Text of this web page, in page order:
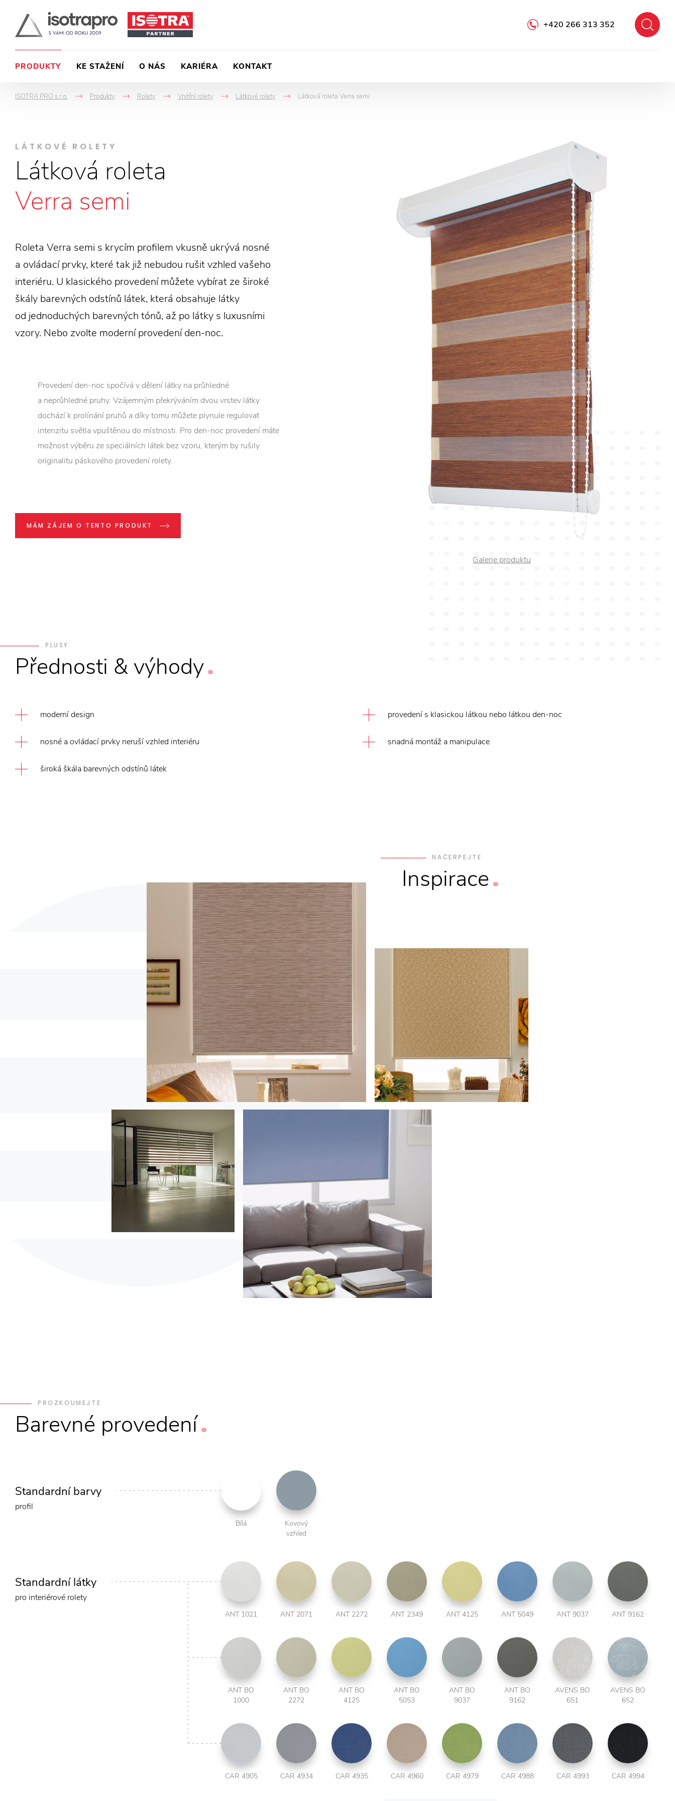
+420 266 313 352
PRODUKTY KE STAŽENÍ O NÁS KARIÉRA KONTAKT
ISOTRA PRO s.r.o.
->
Produkty
->
Rolety
->
Vnitřní rolety
->
Látkové rolety Látková roleta Verra semi
LÁTKOVÉ ROLETY
Látková roleta
Verra semi
Galerie produktu
Roleta Verra semi s krycím profilem vkusně ukrývá nosné
a ovládací prvky, které tak již nebudou rušit vzhled vašeho
interiéru. U klasického provedení můžete vybírat ze široké
škály barevných odstínů látek, která obsahuje látky
od jednoduchých barevných tónů, až po látky s luxusními
vzory. Nebo zvolte moderní provedení den-noc.
Provedení den-noc spočívá v dělení látky na průhledné
a neprůhledné pruhy. Vzájemným překrýváním dvou vrstev látky
dochází k prolínání pruhů a díky tomu můžete plynule regulovat
intenzitu světla vpuštěnou do místnosti. Pro den-noc provedení máte
možnost výběru ze speciálních látek bez vzoru, kterým by rušily
originalitu páskového provedení rolety.
MÁM ZÁJEM O TENTO PRODUKT
PLUSY
Přednosti &výhody
moderní design
nosné a ovládací prvky neruší vzhled interiéru
široká škála barevných odstínů látek
provedení s klasickou látkou nebo látkou den-noc
snadná montáž a manipulace
NAČERPEJTE
Inspirace
PROZKOUMEJTE
Barevné provedení
Standardní barvy
profil
Bílá
Kovový
vzhled
Standardní látky
pro interiérové rolety
ANT 1021 ANT 2071 ANT 2272 ANT 2349 ANT 4125 ANT 5049 ANT 9037 ANT 9162
ANT BO
1000
ANT BO
2272
ANT BO
4125
ANT BO
5053
ANT BO
9037
ANT BO
9162
AVENS BO
651
AVENS BO
652
CAR 4905 CAR 4934 CAR 4935 CAR 4960 CAR 4979 CAR 4988 CAR 4993 CAR 4994